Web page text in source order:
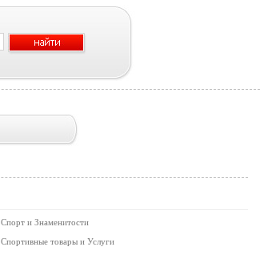
Спорт и Знаменитости
Спортивные товары и Услуги